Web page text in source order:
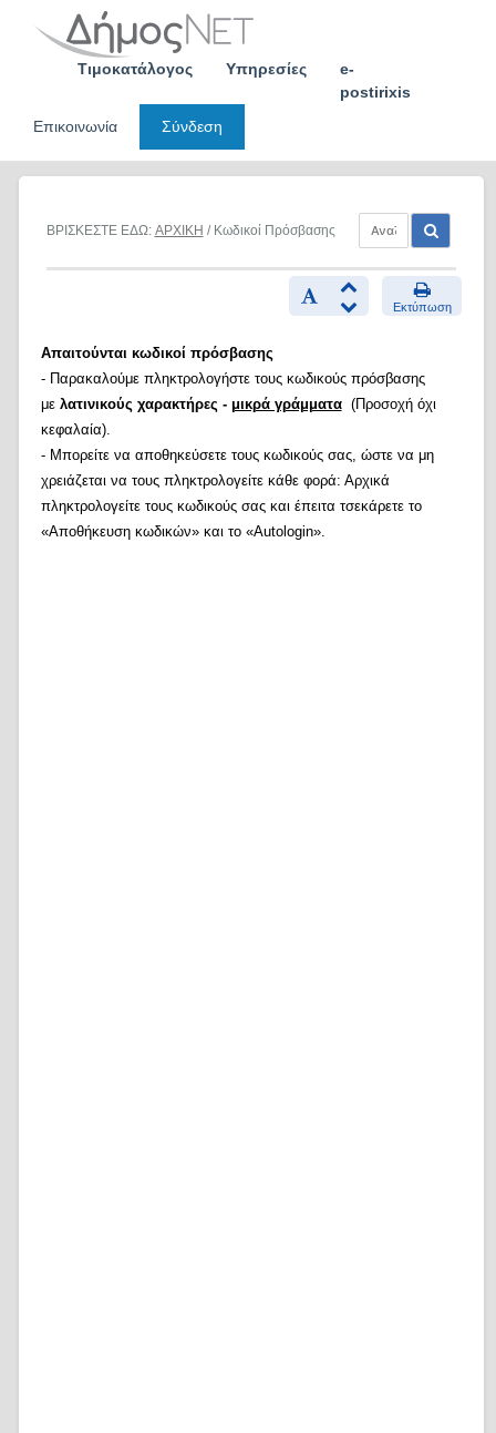
Τιμοκατάλογος Υπηρεσίες
e-
postirixis
Επικοινωνία
Σύνδεση
ΒΡΙΣΚΕΣΤΕ ΕΔΩ: ΑΡΧΙΚΗ / Κωδικοί Πρόσβασης
Εκτύπωση
Απαιτούνται κωδικοί πρόσβασης
- Παρακαλούμε πληκτρολογήστε τους κωδικούς πρόσβασης
με λατινικούς χαρακτήρες - μικρά γράμματα(Προσοχή όχι
κεφαλαία).
- Μπορείτε να αποθηκεύσετε τους κωδικούς σας, ώστε να μη
χρειάζεται να τους πληκτρολογείτε κάθε φορά: Αρχικά
πληκτρολογείτε τους κωδικούς σας και έπειτα τσεκάρετε το
«Αποθήκευση κωδικών» και το «Autologin».